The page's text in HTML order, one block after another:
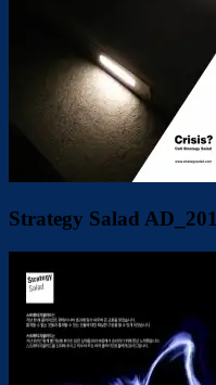
Strategy Salad